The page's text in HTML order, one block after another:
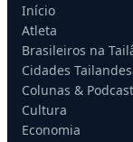
Início
Atleta
Brasileiros na
Cidades
Colunas & Podcast
Cultura
Economia